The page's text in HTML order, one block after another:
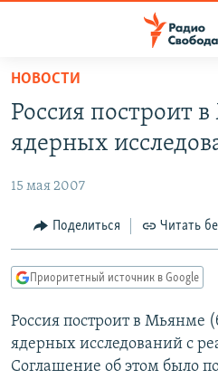
упрощенного
доступа
основному
Вернутся
главной
навигации
Вернутся
поиску
АВТОРСКИЕ ПРОЕКТЫ
ЦИТАТЫ СВОБОДЫ
МНЕНИЯ
IDEL.РЕАЛИИ
КАВКАЗ.РЕАЛИИ
СЕВЕР.РЕАЛИИ
НОВОСТИ
Россия построит
ядерных
15 мая 2007
Поделиться Читать
Приоритетный источник в Google
Россия построит в
ядерных исследований с
Соглашение об этом было